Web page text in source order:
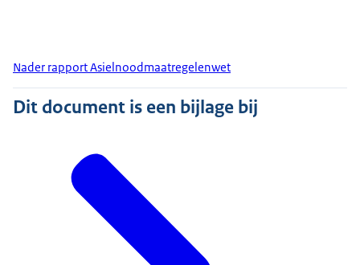
Nader rapport Asielnoodmaatregelenwet
Dit document is een bijlage bij